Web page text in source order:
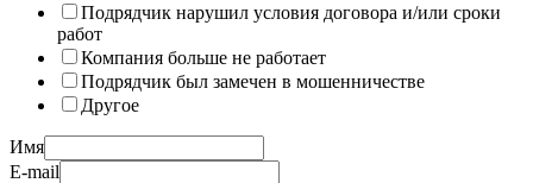
Подрядчик нарушил условия договора и/или сроки
работ
Компания больше не работает
Подрядчик был замечен в мошенничестве
Другое
Имя
E-mail